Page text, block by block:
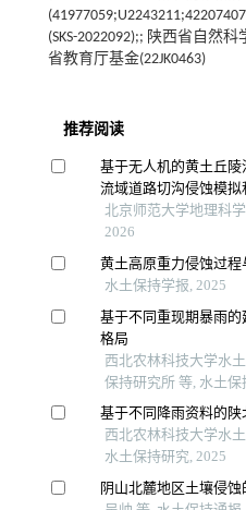
(SKS-2022092);; 陕西省自然
省教育厅基金(22JK0463)